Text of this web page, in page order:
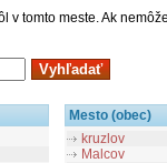
v tomto meste. Ak
Mesto (obec)
kruzlov
Malcov